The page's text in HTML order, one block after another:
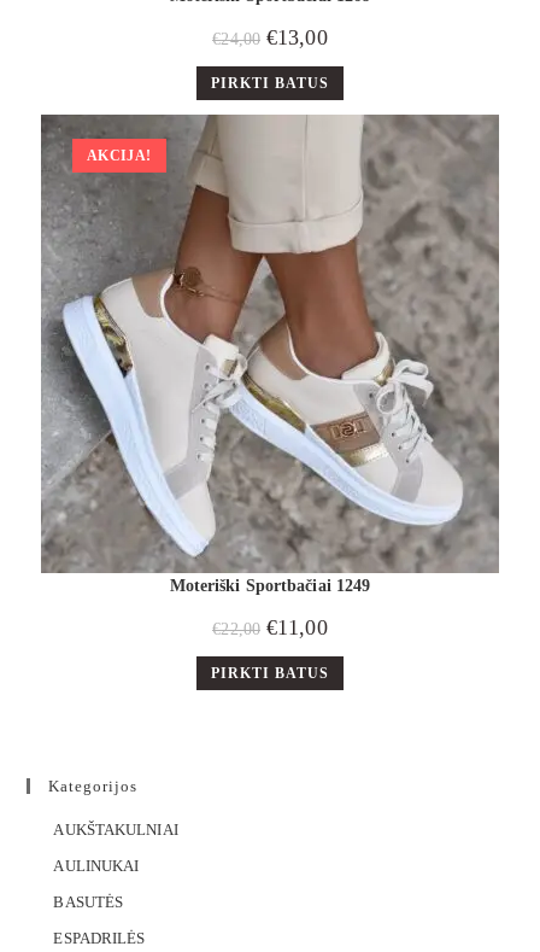
€24,00 €13,00
PIRKTI BATUS
AKCIJA!
Moteriški Sportbačiai 1249
€22,00 €11,00
PIRKTI BATUS
Kategorijos
AUKŠTAKULNIAI
AULINUKAI
BASUTĖS
ESPADRILĖS